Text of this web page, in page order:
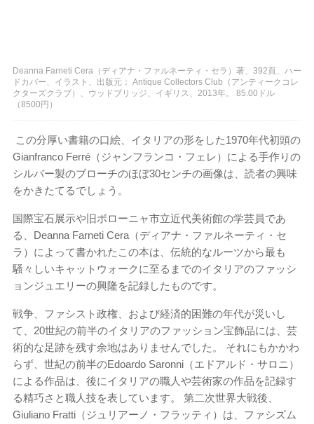
Deanna Farneti Cera（ディアナ・ファルネーティ・セラ）著、392頁、ハー
ドカバー、イラスト、出版元： Antique Collectors Club（アンティークコレ
クターズクラブ）、ウッドブリッジ、イギリス、2013年。 85.00ドル
（8500円）
この分厚い書籍の口絵、イタリアの形をした1970年代初頭の
Gianfranco Ferré（ジャンフランコ・フェレ）による手作りの
シルバー製のブローチのほぼ30センチの画像は、読者の興味
をかきたてるでしょう。
国際宝石展示や旧ボローニャ市立近代美術館の学芸員であ
る、Deanna Farneti Cera（ディアナ・ファルネーティ・セ
ラ）によって書かれたこの本は、伝統的なルーツから最も
騒々しいキャットウォークに至るまでのイタリアのファッシ
ョンジュエリーの興隆を記録したものです。
戦争、ファシスト政権、および経済的困難の年代が災いし
て、20世紀の前半のイタリアのファッション宝飾品には、芸
術的な足跡を残す余地はありませんでした。 それにもかかわ
らず、世紀の前半のEdoardo Saronni（エドアルド・サロニ）
による作品は、後にイタリアの職人や芸術家の作品を記録す
る精巧さと職人技を表しています。 第二次世界大戦後、
Giuliano Fratti（ジュリアーノ・フラッティ）は、ファシズム